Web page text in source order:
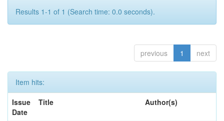
Results 1-1 of 1 (Search time: 0.0 seconds).
previous 1 next
Item hits:
Issue
Date
Title Author(s)